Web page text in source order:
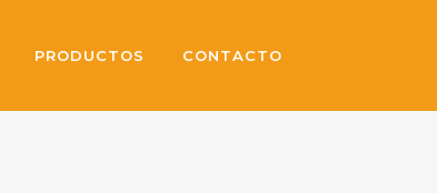
PRODUCTOS CONTACTO